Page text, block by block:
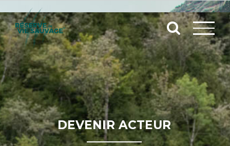
au
contenu
DEVENIR ACTEUR